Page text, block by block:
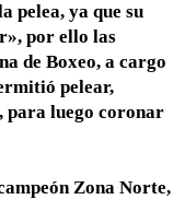
pelea, ya que su
por ello las
de Boxeo, a cargo
pelear,
para luego coronar
Zona Norte,